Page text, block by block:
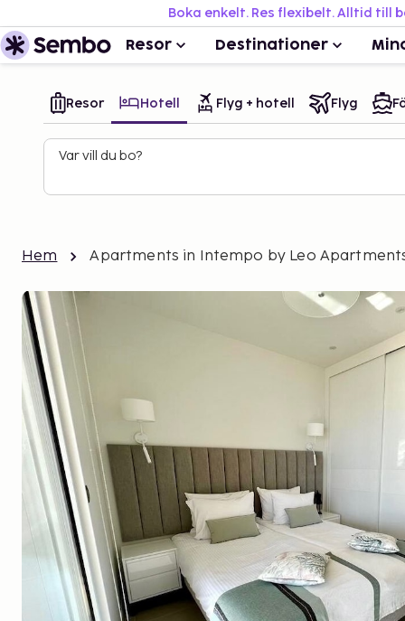
Boka enkelt. Res flexibelt. Alltid till
Resor Destinationer
Resor Hotell Flyg + hotell Flyg
Var vill du bo?
Hem Apartments in Intempo by Leo